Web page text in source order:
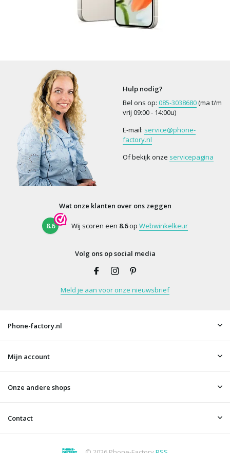
Hulp nodig?
Bel ons op: 085-3038680(ma t/m
vrij 09:00 - 14:00u)
E-mail: service@phone-
factory.nl
Of bekijk onze servicepagina
Wat onze klanten over ons zeggen
8.6 Wij scoren een 8.6op Webwinkelkeur
Volg ons op social media
Meld je aan voor onze nieuwsbrief
Phone-factory.nl
Mijn account
Onze andere shops
Contact